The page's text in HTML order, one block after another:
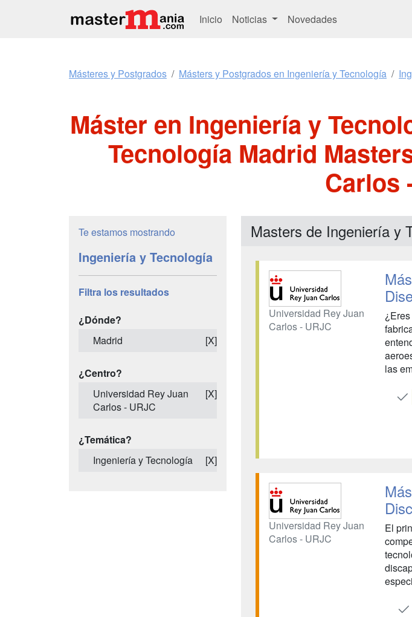
Inicio Noticias Novedades
Másteres y Postgrados Másters y Postgrados en Ingeniería y Tecnología
Máster en Ingeniería y
Tecnología Madrid
Carlos
Te estamos mostrando
Ingeniería y Tecnología
Filtra los resultados
¿Dónde?
Madrid
[X]
¿Centro?
Universidad Rey Juan
Carlos - URJC
[X]
¿Temática?
Ingeniería y Tecnología
[X]
Masters de Ingeniería y
Universidad Rey Juan
Carlos - URJC
las
Universidad Rey Juan
Carlos - URJC
El